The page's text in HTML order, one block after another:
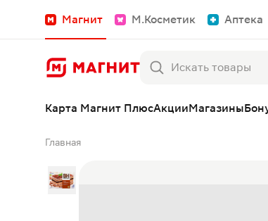
Магнит М.Косметик Аптека
Карта Магнит ПлюсАкцииМагазины
Главная